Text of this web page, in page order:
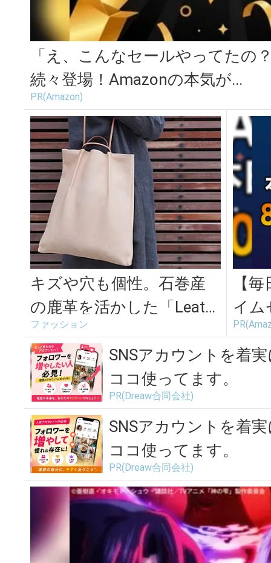
「え、こんなセールやってたの
続々登場！Amazonの本気が...
PR(Amazon)
キズや穴も個性。石巻産
の鹿革を活かした「Leath
er Lab. hiーhi」の...
ファッション
【
イム
い！
SNSアカウントを着
ココ使ってます。
PR(Dreaw合同会社)
SNSアカウントを着
ココ使ってます。
PR(Dreaw合同会社)